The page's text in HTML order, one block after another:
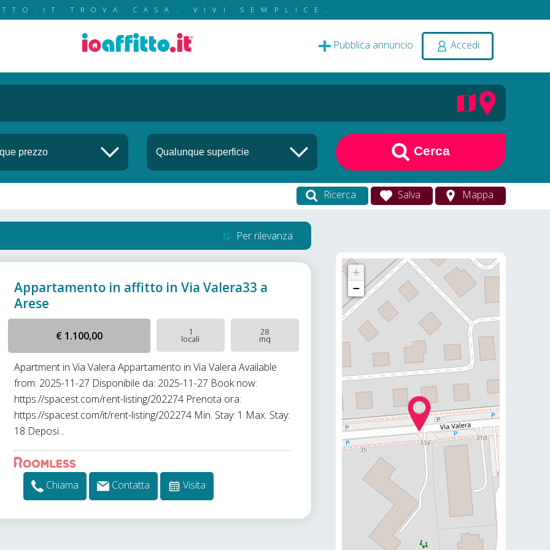
TROVA CASA. VIVI SEMPLICE.
Pubblica annuncio Accedi
Cerca
Ricerca Salva Mappa
Per rilevanza
Appartamento in affitto in Via Valera33 a
Arese
€ 1.100,00 1
locali
28
mq
Apartment in Via Valera Appartamento in Via Valera Available
from: 2025-11-27 Disponibile da: 2025-11-27 Book now:
https://spacest.com/rent-listing/202274 Prenota ora:
https://spacest.com/it/rent-listing/202274 Min. Stay: 1 Max. Stay:
18 Deposi...
Chiama Contatta Visita
+
−